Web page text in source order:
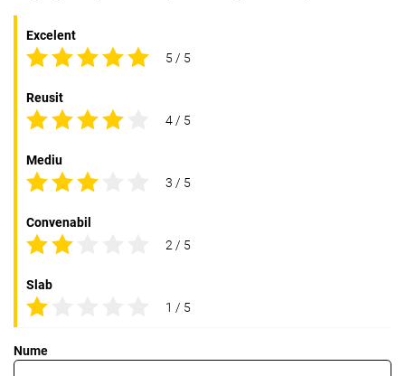
Excelent
5 / 5
Reusit
4 / 5
Mediu
3 / 5
Convenabil
2 / 5
Slab
1 / 5
Nume